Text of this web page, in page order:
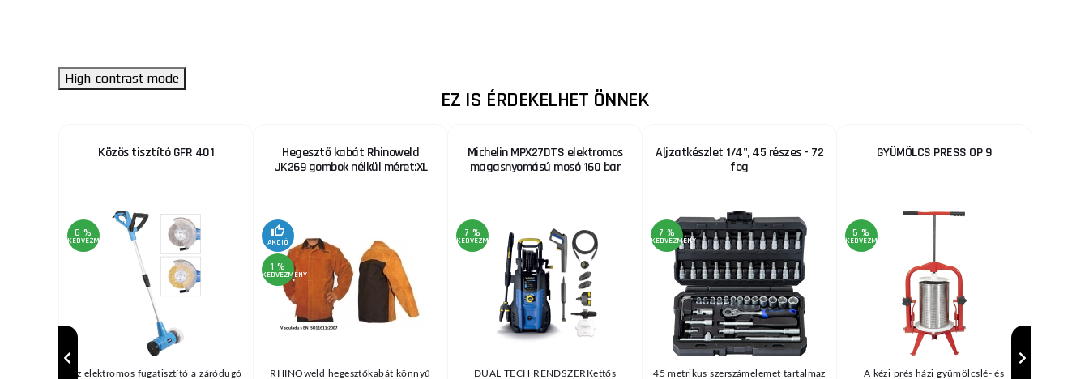
High-contrast mode
EZ IS ÉRDEKELHET ÖNNEK
Közös tisztító GFR 401
6 %
KEDVEZMÉNY
Az elektromos fugatisztító a záródugó
Hegesztő kabát Rhinoweld
JK269 gombok nélkül méret:XL
AKCIÓ
1 %
KEDVEZMÉNY
RHINOweld hegesztőkabát könnyű
Michelin MPX27DTS elektromos
magasnyomású mosó 160 bar
7 %
KEDVEZMÉNY
DUAL TECH RENDSZERKettős
Aljzatkészlet 1/4", 45 részes - 72
fog
7 %
KEDVEZMÉNY
45 metrikus szerszámelemet tartalmaz
GYÜMÖLCS PRESS OP 9
5 %
KEDVEZMÉNY
A kézi prés házi gyümölcslé- és